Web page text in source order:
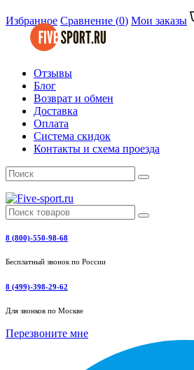
Избранное Сравнение (0) Мои заказы
Отзывы
Блог
Возврат и обмен
Доставка
Оплата
Система скидок
Контакты и схема проезда
8 (800)-550-98-68
Бесплатный звонок по России
8 (499)-398-29-62
Для звонков по Москве
Перезвоните мне